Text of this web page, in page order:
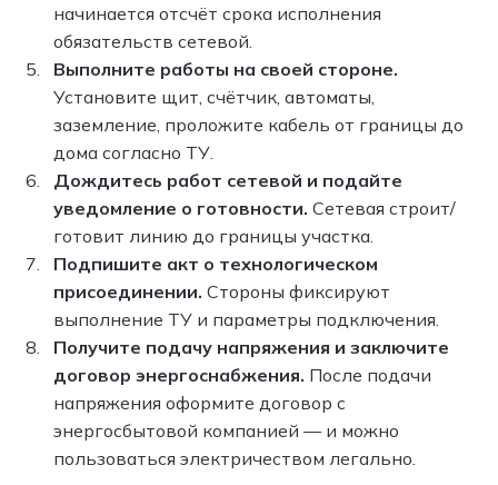
начинается отсчёт срока исполнения
обязательств сетевой.
Выполните работы на своей стороне.
Установите щит, счётчик, автоматы,
заземление, проложите кабель от границы до
дома согласно ТУ.
Дождитесь работ сетевой и подайте
уведомление о готовности. Сетевая строит/
готовит линию до границы участка.
Подпишите акт о технологическом
присоединении. Стороны фиксируют
выполнение ТУ и параметры подключения.
Получите подачу напряжения и заключите
договор энергоснабжения. После подачи
напряжения оформите договор с
энергосбытовой компанией — и можно
пользоваться электричеством легально.